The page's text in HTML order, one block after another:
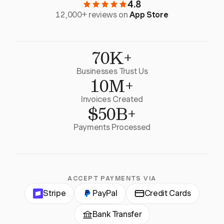
4.8
12,000+ reviews onApp Store
70K+
Businesses Trust Us
10M+
Invoices Created
$50B+
Payments Processed
ACCEPT PAYMENTS VIA
Stripe PayPal Credit Cards
Bank Transfer